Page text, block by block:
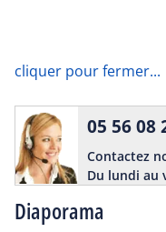
cliquer pour fermer...
Diaporama
05 56 08
Contactez
Du lundi au